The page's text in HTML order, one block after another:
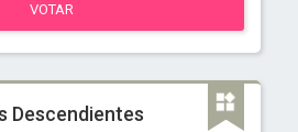
VOTAR
Descendientes